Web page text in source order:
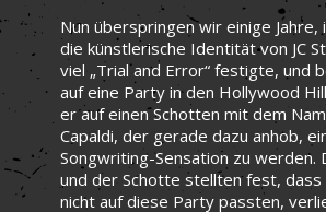
Nun überspringen wir einige Jahre,
die künstlerische Identität von JC
viel „Trial and Error“ festigte, und
auf eine Party in den Hollywood
er auf einen Schotten mit dem
Capaldi, der gerade dazu anhob,
Songwriting-Sensation zu werden.
und der Schotte stellten fest, dass
nicht auf diese Party passten,